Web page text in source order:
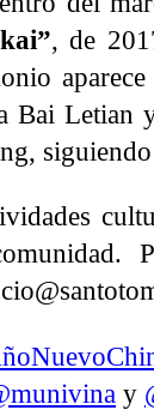
, de
Bai
y